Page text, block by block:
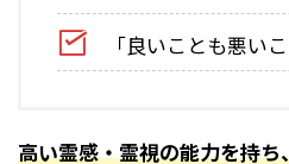
「良いことも悪い
高い霊感・霊視の能力を持